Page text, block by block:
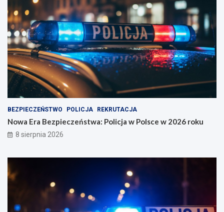
BEZPIECZEŃSTWO POLICJA REKRUTACJA
Nowa Era Bezpieczeństwa: Policja w Polsce w 2026 roku
8 sierpnia 2026